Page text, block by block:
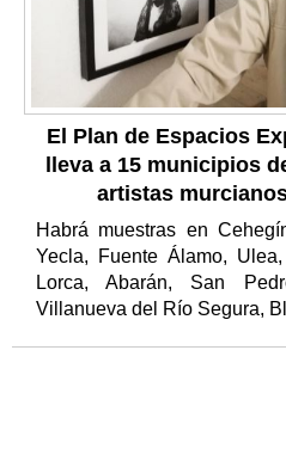
El Plan de Espacios
lleva a 15 municipios
artistas
Habrá muestras en
Yecla, Fuente Álamo,
Lorca, Abarán, San
Villanueva del Río Segura,